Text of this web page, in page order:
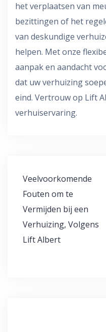
het verplaatsen van
bezittingen of het
van deskundige
helpen. Met onze
aanpak en aandacht
dat uw verhuizing
eind. Vertrouw op Lift
verhuiservaring.
Bericht
navigatie
Veelvoorkomende
Fouten om te
Vermijden bij een
Verhuizing, Volgens
Lift Albert